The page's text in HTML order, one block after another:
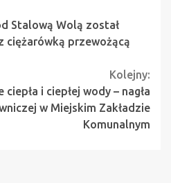
Stalową Wolą został
ciężarówką przewożącą
Kolejny:
i ciepłej wody – nagła
w Miejskim Zakładzie
Komunalnym